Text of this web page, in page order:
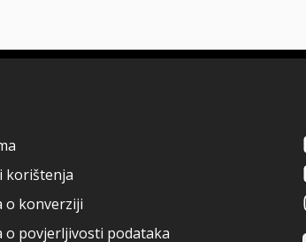
korištenja
o konverziji
o povjerljivosti podataka